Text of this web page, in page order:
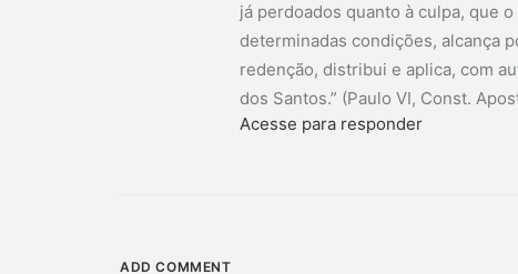
já perdoados quanto à culpa, que
determinadas condições, alcança
redenção, distribui e aplica, com
dos Santos.” (Paulo VI, Const.
Acesse para responder
ADD COMMENT